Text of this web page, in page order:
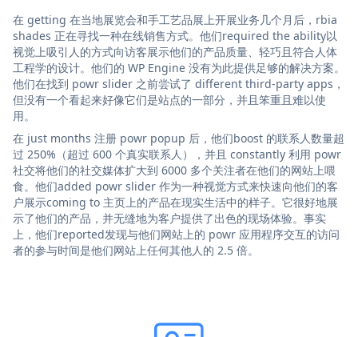
在 getting 在当地展览会和手工艺品展上开展业务几个月后，rbia
shades 正在寻找一种在线销售方式。他们required the ability以
视觉上吸引人的方式向访客展示他们的产品质量、轻巧且符合人体
工程学的设计。他们的 WP Engine 没有为此提供足够的解决方案。
他们在找到 powr slider 之前尝试了 different third-party apps，
但没有一个看起来好像它们是站点的一部分，并且笨重且难以使
用。
在 just months 注册 powr popup 后，他们boost 的联系人数量超
过 250%（超过 600 个真实联系人），并且 constantly 利用 powr
社交将他们的社交媒体扩大到 6000 多个关注者在他们的网站上喂
食。他们added powr slider 作为一种视觉方式来快速向他们的客
户展示coming to 主页上的产品在现实生活中的样子。它很好地展
示了他们的产品，并无缝地为客户提供了出色的现场体验。事实
上，他们reported发现与他们网站上的 powr 应用程序交互的访问
者的参与时间是他们网站上任何其他人的 2.5 倍。